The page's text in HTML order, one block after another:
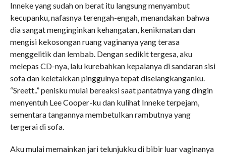
Inneke yang sudah on berat itu langsung menyambut
kecupanku, nafasnya terengah-engah, menandakan bahwa
dia sangat menginginkan kehangatan, kenikmatan dan
mengisi kekosongan ruang vaginanya yang terasa
menggelitik dan lembab. Dengan sedikit tergesa, aku
melepas CD-nya, lalu kurebahkan kepalanya di sandaran sisi
sofa dan keletakkan pinggulnya tepat diselangkanganku.
“Sreett..” penisku mulai bereaksi saat pantatnya yang dingin
menyentuh Lee Cooper-ku dan kulihat Inneke terpejam,
sementara tangannya membetulkan rambutnya yang
tergerai di sofa.
Aku mulai memainkan jari telunjukku di bibir luar vaginanya